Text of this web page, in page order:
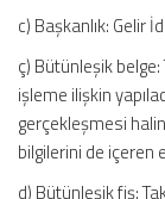
c) Başkanlık: Gelir
ç) Bütünleşik
işleme ilişkin
gerçekleşmesi
bilgilerini de içeren
d) Bütünleşik fiş: